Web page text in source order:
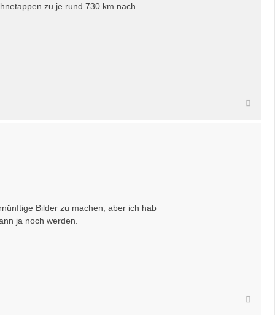
zu je rund 730 km nach
Bilder zu machen, aber ich hab
ja noch werden.